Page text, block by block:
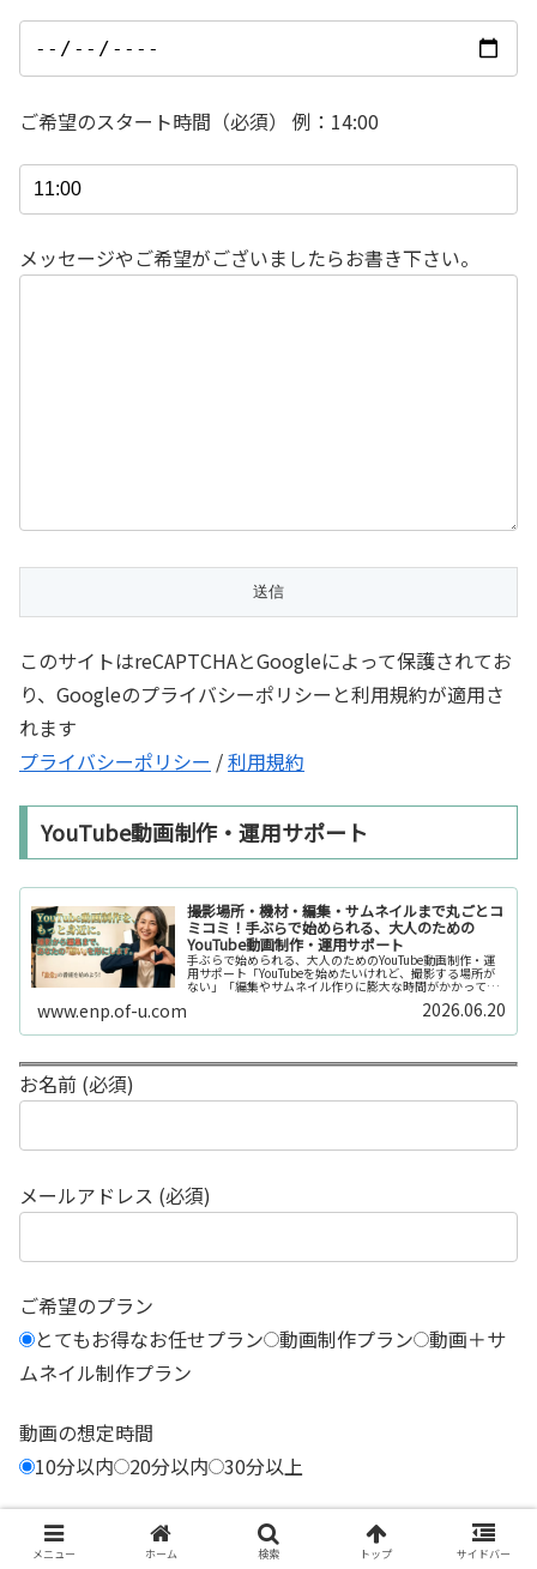
ご希望のスタート時間（必須） 例：14:00
メッセージやご希望がございましたらお書き下さい。
このサイトはreCAPTCHAとGoogleによって保護されてお
り、Googleのプライバシーポリシーと利用規約が適用さ
れます
プライバシーポリシー /利用規約
YouTube動画制作・運用サポート
撮影場所・機材・編集・サムネイルまで丸ごとコ
ミコミ！手ぶらで始められる、大人のための
YouTube動画制作・運用サポート
手ぶらで始められる、大人のためのYouTube動画制作・運
用サポート「YouTubeを始めたいけれど、撮影する場所が
ない」「編集やサムネイル作りに膨大な時間がかかって長
続きしない」「機材を揃えるだけで何万円もかかってしま
www.enp.of-u.com 2026.06.20
お名前 (必須)
メールアドレス (必須)
ご希望のプラン
とてもお得なお任せプラン 動画制作プラン 動画＋サ
ムネイル制作プラン
動画の想定時間
10分以内
20分以内 30分以上
とてもお得なお任せプランの方へ
プラスα特になし
事務所以外での撮影を希望（別途費
メニュー ホーム 検索 トップ サイドバー